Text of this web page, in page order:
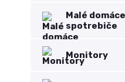
Malé domáce
spotrebiče
Monitory